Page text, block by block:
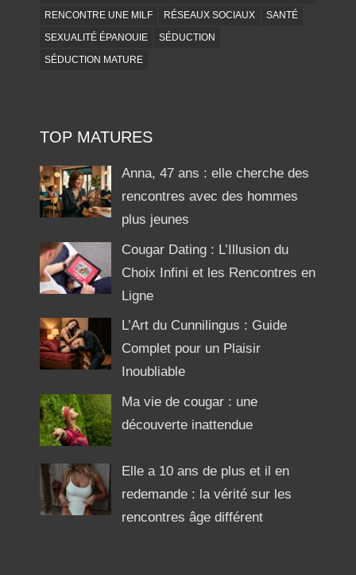
RENCONTRE UNE MILF
RÉSEAUX SOCIAUX
SANTÉ
SEXUALITÉ ÉPANOUIE
SÉDUCTION
SÉDUCTION MATURE
TOP MATURES
Anna, 47 ans : elle cherche des
rencontres avec des hommes
plus jeunes
Cougar Dating : L’Illusion du
Choix Infini et les Rencontres en
Ligne
L’Art du Cunnilingus : Guide
Complet pour un Plaisir
Inoubliable
Ma vie de cougar : une
découverte inattendue
Elle a 10 ans de plus et il en
redemande : la vérité sur les
rencontres âge différent